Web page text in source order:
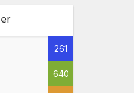
261
640